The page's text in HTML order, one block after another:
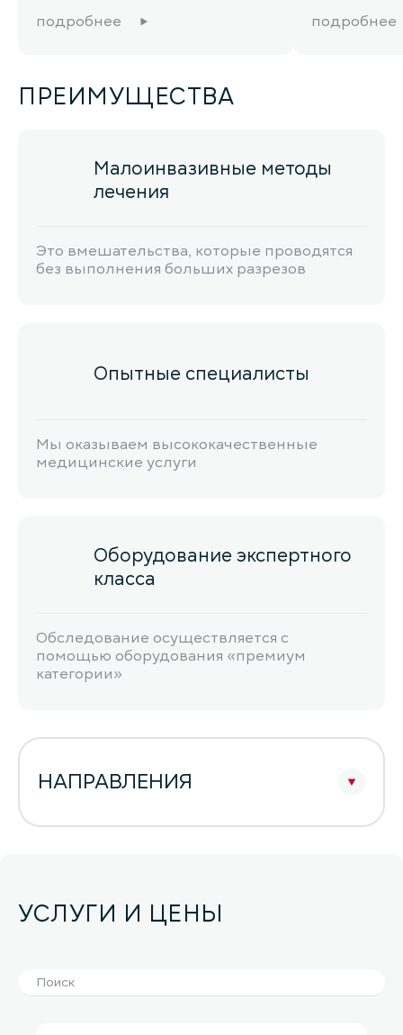
подробнее подробнее
ПРЕИМУЩЕСТВА
Малоинвазивные методы
лечения
Это вмешательства, которые проводятся
без выполнения больших разрезов
Опытные специалисты
Мы оказываем высококачественные
медицинские услуги
Оборудование экспертного
класса
Обследование осуществляется с
помощью оборудования «премиум
категории»
НАПРАВЛЕНИЯ
УСЛУГИ И ЦЕНЫ